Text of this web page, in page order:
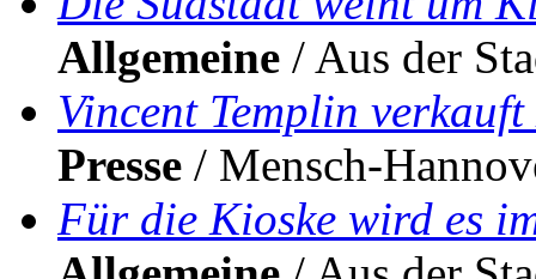
Allgemeine / Aus der
Vincent Templin
Presse / Mensch-
Für die Kioske wird es